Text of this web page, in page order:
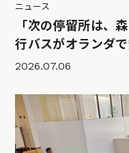
ニュース
「次の停留所は、
行バスがオランダ
2026.07.06